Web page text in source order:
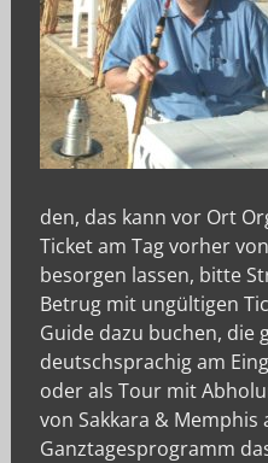
den, das kann vor Ort
Ticket am Tag vorher
besorgen lassen, bitte
Betrug mit ungültigen
Guide dazu buchen, die
deutschsprachig am
oder als Tour mit
von Sakkara & Memphis
Ganztagesprogramm